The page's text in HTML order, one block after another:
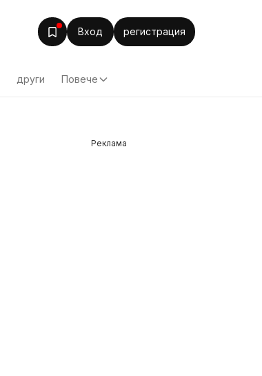
Вход регистрация
други Повече
Реклама